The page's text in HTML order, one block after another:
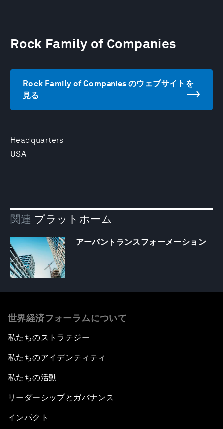
Headquarters
USA
Rock Family of Companies
Rock Family of Companies のウェブサイトを
見る
関連 プラットホーム
アーバントランスフォーメーション
世界経済フォーラムについて
私たちのストラテジー
私たちのアイデンティティ
私たちの活動
リーダーシップとガバナンス
インパクト